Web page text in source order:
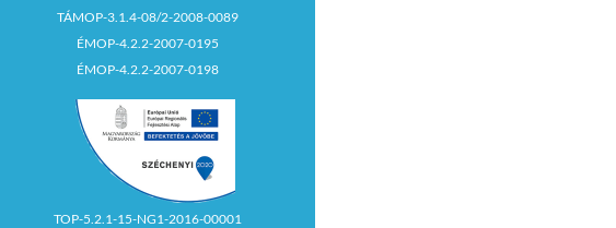
TÁMOP-3.1.4-08/2-2008-0089
ÉMOP-4.2.2-2007-0195
ÉMOP-4.2.2-2007-0198
TOP-5.2.1-15-NG1-2016-00001